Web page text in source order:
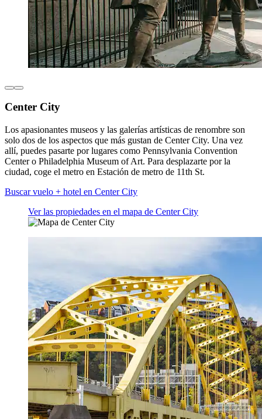
Center City
Los apasionantes museos y las galerías artísticas de renombre son
solo dos de los aspectos que más gustan de Center City. Una vez
allí, puedes pasarte por lugares como Pennsylvania Convention
Center o Philadelphia Museum of Art. Para desplazarte por la
ciudad, coge el metro en Estación de metro de 11th St.
Buscar vuelo + hotel en Center City
Ver las propiedades en el mapa de Center City